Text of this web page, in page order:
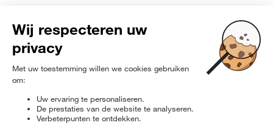
Sociale netwerken